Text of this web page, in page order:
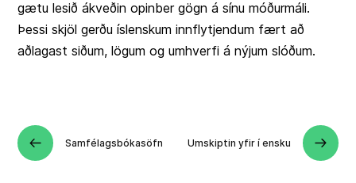
gætu lesið ákveðin opinber gögn á sínu móðurmáli.
Þessi skjöl gerðu íslenskum innflytjendum fært að
aðlagast siðum, lögum og umhverfi á nýjum slóðum.
Samfélagsbókasöfn Umskiptin yfir í ensku